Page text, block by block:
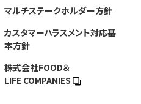
マルチステークホルダー方針
カスタマーハラスメント対応基
本方針
株式会社FOOD＆
LIFE COMPANIES